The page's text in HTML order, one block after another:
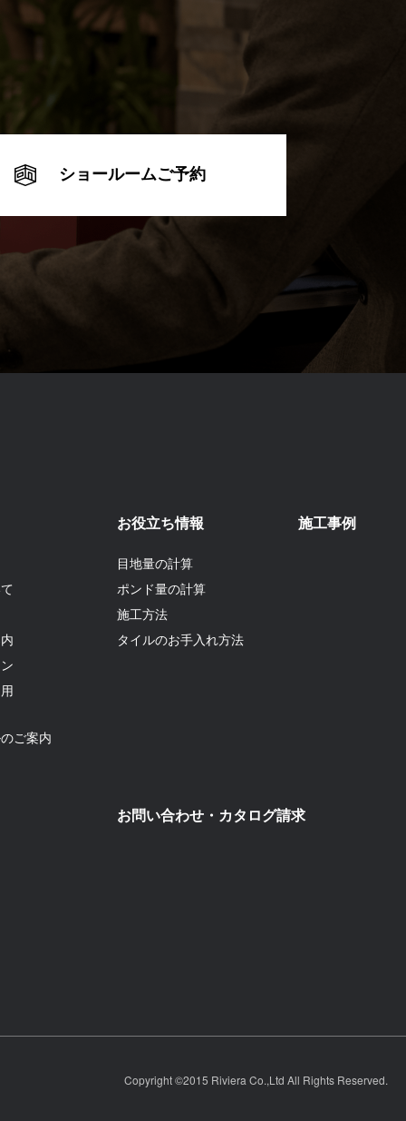
ショールームご予約
ご案内
お役立ち情報
目地量の計算
ポンド量の計算
施工方法
タイルのお手入れ方法
施工事例
お問い合わせ・カタログ請求
Copyright ©2015 Riviera Co.,Ltd All Rights Reserved.